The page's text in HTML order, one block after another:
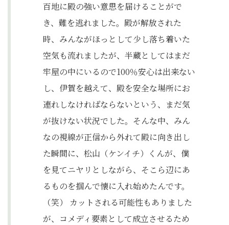
百地に殿の強い意思を届けることがで
き、難を逃れました。殿が解放された
時、みんながほっとして少し落ち着いた
空気も流れましたが、半蔵としてはまだ
牢屋の中にいるので100％安心は出来ない
し、伊賀を越えて、殿を安全な場所にお
連れしなければならないという、まだ気
が抜けない状況でした。そんな中、みん
なの視線が正信から外れて殿に向き出し
た瞬間に、松山（ケンイチ）くんが、僕
を見てニヤリとしながら、そこら辺にあ
るものを掴んで懐に入れ始めたんです。
（笑） カットされる可能性もありました
が、コメディ要素として成立させるため